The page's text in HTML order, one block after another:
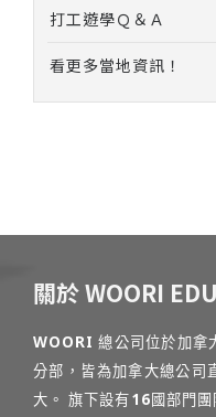
打工遊學Ｑ＆Ａ
看更多當地資訊！
關於 WOORI
WOORI 總公司位於加拿
分部，皆為加拿大總公司
大。 旗下設有16國部門